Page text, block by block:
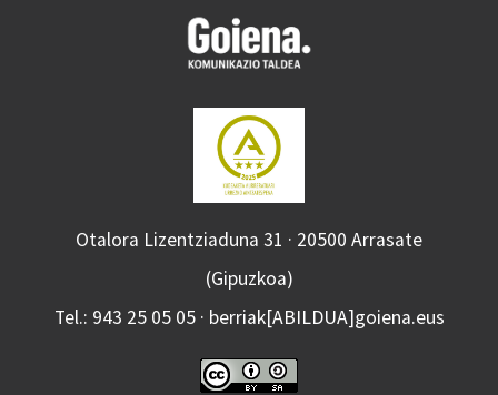
Otalora Lizentziaduna 31 · 20500 Arrasate
(Gipuzkoa)
Tel.: 943 25 05 05 · berriak[ABILDUA]goiena.eus